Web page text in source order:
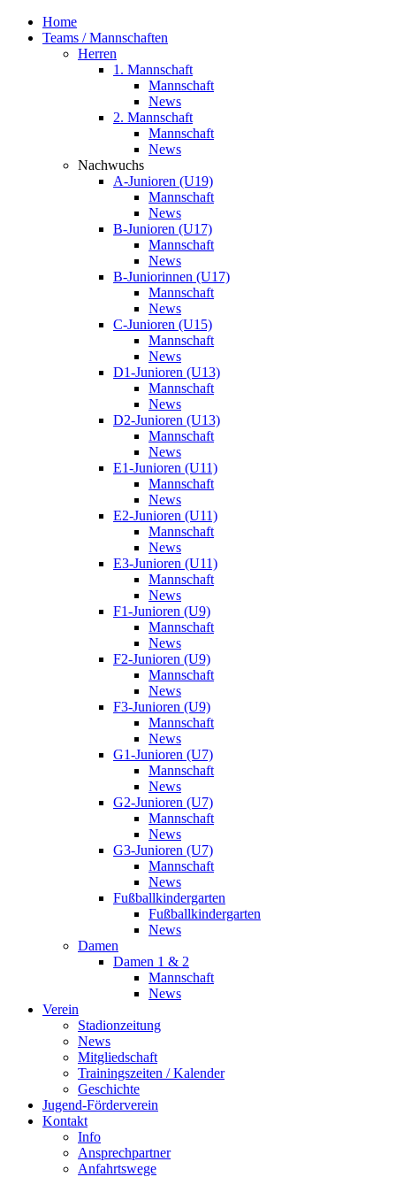
Home
Teams / Mannschaften
Herren
1. Mannschaft
Mannschaft
News
2. Mannschaft
Mannschaft
News
Nachwuchs
A-Junioren (U19)
Mannschaft
News
B-Junioren (U17)
Mannschaft
News
B-Juniorinnen (U17)
Mannschaft
News
C-Junioren (U15)
Mannschaft
News
D1-Junioren (U13)
Mannschaft
News
D2-Junioren (U13)
Mannschaft
News
E1-Junioren (U11)
Mannschaft
News
E2-Junioren (U11)
Mannschaft
News
E3-Junioren (U11)
Mannschaft
News
F1-Junioren (U9)
Mannschaft
News
F2-Junioren (U9)
Mannschaft
News
F3-Junioren (U9)
Mannschaft
News
G1-Junioren (U7)
Mannschaft
News
G2-Junioren (U7)
Mannschaft
News
G3-Junioren (U7)
Mannschaft
News
Fußballkindergarten
Fußballkindergarten
News
Damen
Damen 1 & 2
Mannschaft
News
Verein
Stadionzeitung
News
Mitgliedschaft
Trainingszeiten / Kalender
Geschichte
Jugend-Förderverein
Kontakt
Info
Ansprechpartner
Anfahrtswege